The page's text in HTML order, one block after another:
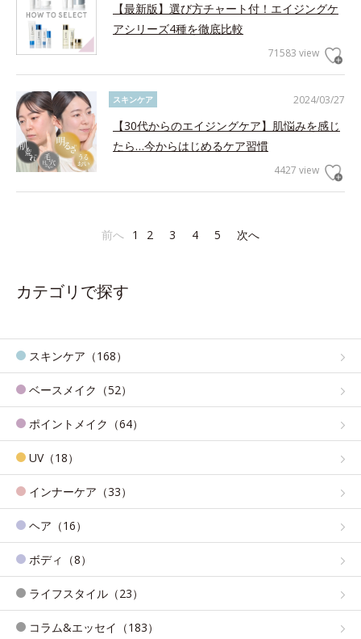
【最新版】選び方チャート付！エイジングケ
アシリーズ4種を徹底比較
71583 view
2024/03/27
スキンケア
【30代からのエイジングケア】肌悩みを感じ
たら…今からはじめるケア習慣
4427 view
前へ 1 2 3 4 5 次へ
カテゴリで探す
スキンケア（168）
ベースメイク（52）
ポイントメイク（64）
UV（18）
インナーケア（33）
ヘア（16）
ボディ（8）
ライフスタイル（23）
コラム&エッセイ（183）